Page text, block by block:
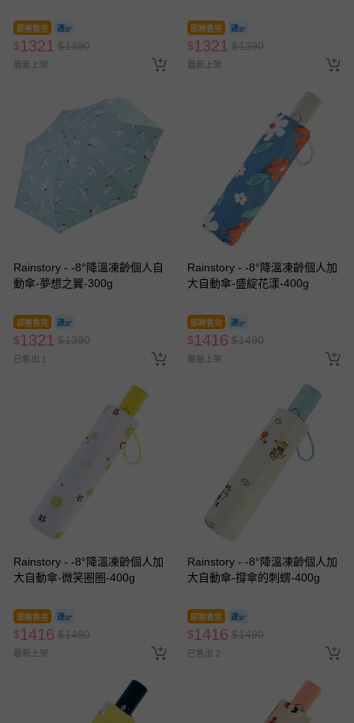
即將售完
$1321 $1390
最新上架
即將售完
$1321 $1390
最新上架
Rainstory - -8°降溫凍齡個人自
動傘-夢想之翼-300g
即將售完
$1321 $1390
已售出 1
Rainstory - -8°降溫凍齡個人加
大自動傘-盛綻花漾-400g
即將售完
$1416 $1490
最新上架
Rainstory - -8°降溫凍齡個人加
大自動傘-微笑圈圈-400g
即將售完
$1416 $1490
最新上架
Rainstory - -8°降溫凍齡個人加
大自動傘-撐傘的刺蝟-400g
即將售完
$1416 $1490
已售出 2